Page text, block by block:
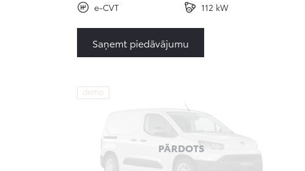
e-CVT
112 kW
Saņemt piedāvājumu
demo
PĀRDOTS